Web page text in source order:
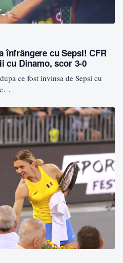
înfrângere cu Sepsi! CFR
cu Dinamo, scor 3-0
ce fost invinsa de Sepsi cu